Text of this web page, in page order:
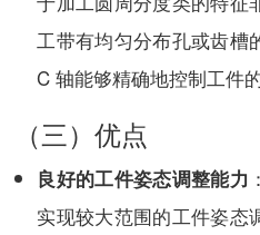
工带有均匀分布孔或齿槽
C 轴能够精确地控制工件
（三）优点
良好的工件姿态调整能力
实现较大范围的工件姿态